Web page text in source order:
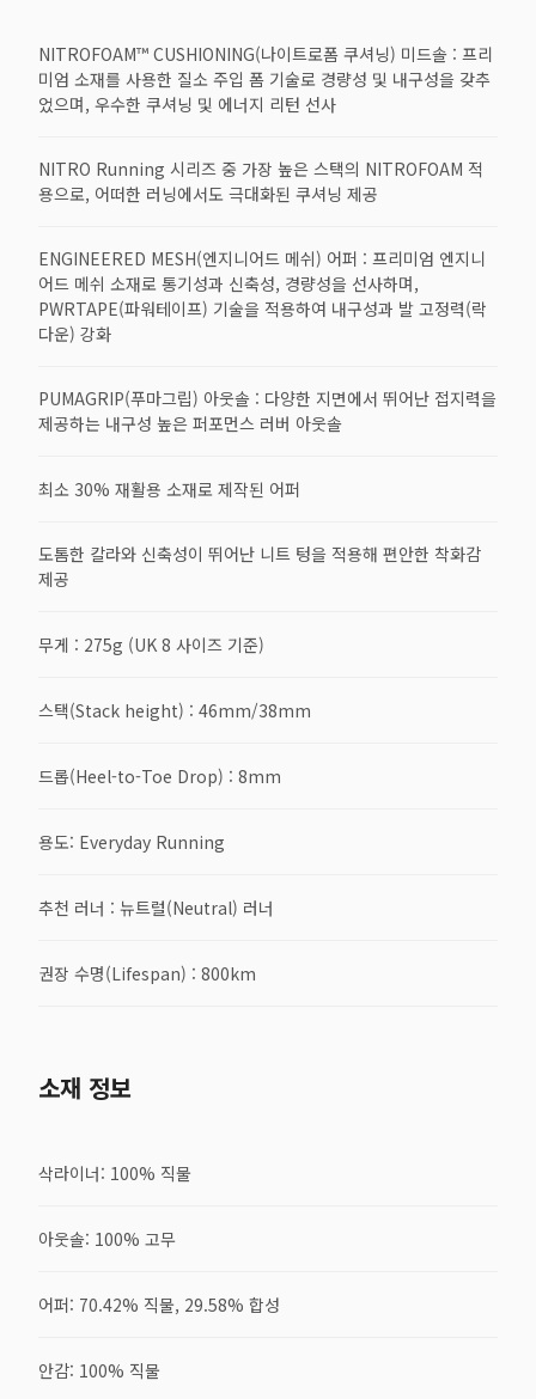
NITROFOAM™ CUSHIONING(나이트로폼 쿠셔닝) 미드솔 : 프리
미엄 소재를 사용한 질소 주입 폼 기술로 경량성 및 내구성을 갖추
었으며, 우수한 쿠셔닝 및 에너지 리턴 선사
NITRO Running 시리즈 중 가장 높은 스택의 NITROFOAM 적
용으로, 어떠한 러닝에서도 극대화된 쿠셔닝 제공
ENGINEERED MESH(엔지니어드 메쉬) 어퍼 : 프리미엄 엔지니
어드 메쉬 소재로 통기성과 신축성, 경량성을 선사하며,
PWRTAPE(파워테이프) 기술을 적용하여 내구성과 발 고정력(락
다운) 강화
PUMAGRIP(푸마그립) 아웃솔 : 다양한 지면에서 뛰어난 접지력을
제공하는 내구성 높은 퍼포먼스 러버 아웃솔
최소 30% 재활용 소재로 제작된 어퍼
도톰한 칼라와 신축성이 뛰어난 니트 텅을 적용해 편안한 착화감
제공
무게 : 275g (UK 8 사이즈 기준)
스택(Stack height) : 46mm/38mm
드롭(Heel-to-Toe Drop) : 8mm
용도: Everyday Running
추천 러너 : 뉴트럴(Neutral) 러너
권장 수명(Lifespan) : 800km
소재 정보
삭라이너: 100% 직물
아웃솔: 100% 고무
어퍼: 70.42% 직물, 29.58% 합성
안감: 100% 직물